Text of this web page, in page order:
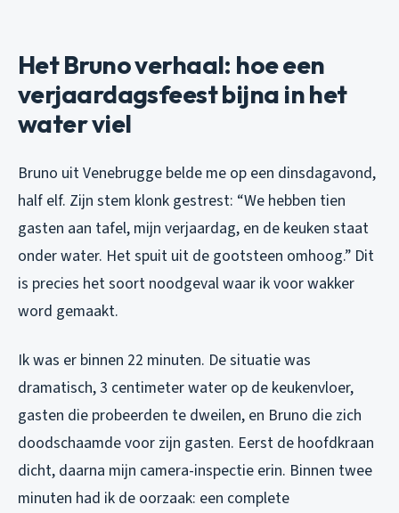
Het Bruno verhaal: hoe een
verjaardagsfeest bijna in het
water viel
Bruno uit Venebrugge belde me op een dinsdagavond,
half elf. Zijn stem klonk gestrest: “We hebben tien
gasten aan tafel, mijn verjaardag, en de keuken staat
onder water. Het spuit uit de gootsteen omhoog.” Dit
is precies het soort noodgeval waar ik voor wakker
word gemaakt.
Ik was er binnen 22 minuten. De situatie was
dramatisch, 3 centimeter water op de keukenvloer,
gasten die probeerden te dweilen, en Bruno die zich
doodschaamde voor zijn gasten. Eerst de hoofdkraan
dicht, daarna mijn camera-inspectie erin. Binnen twee
minuten had ik de oorzaak: een complete